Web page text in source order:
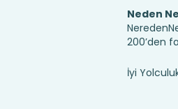
Neden
200’den
İyi